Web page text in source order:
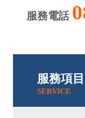
服務電話
服務項目
SERVICE